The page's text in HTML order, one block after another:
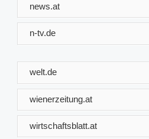
news.at
n-tv.de
welt.de
wienerzeitung.at
wirtschaftsblatt.at